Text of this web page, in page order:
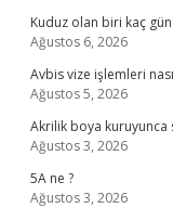
Kuduz olan biri kaç
Ağustos 6, 2026
Avbis vize işlemleri
Ağustos 5, 2026
Akrilik boya kuruyunca
Ağustos 3, 2026
5A ne ?
Ağustos 3, 2026